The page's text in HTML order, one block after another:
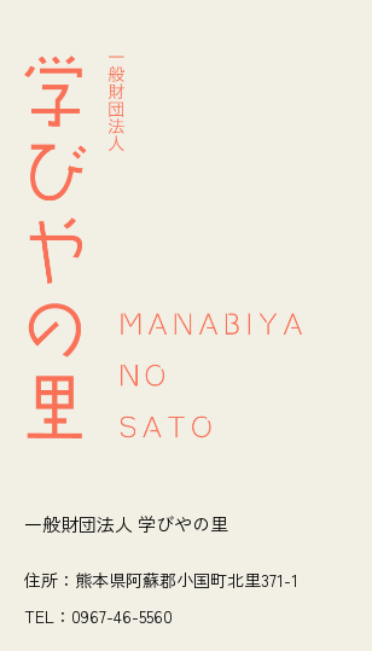
一般財団法人 学びやの里
住所：熊本県阿蘇郡小国町北里371-1
TEL：0967-46-5560